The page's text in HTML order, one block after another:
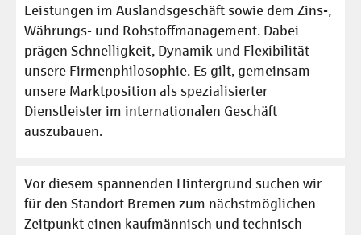
Leistungen im Auslandsgeschäft sowie dem Zins-,
Währungs- und Rohstoffmanagement. Dabei
prägen Schnelligkeit, Dynamik und Flexibilität
unsere Firmenphilosophie. Es gilt, gemeinsam
unsere Marktposition als spezialisierter
Dienstleister im internationalen Geschäft
auszubauen.
Vor diesem spannenden Hintergrund suchen wir
für den Standort Bremen zum nächstmöglichen
Zeitpunkt einen kaufmännisch und technisch